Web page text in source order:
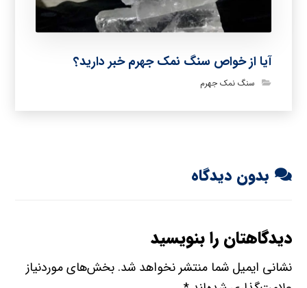
آیا از خواص سنگ نمک جهرم خبر دارید؟
سنگ نمک جهرم
بدون دیدگاه
دیدگاهتان را بنویسید
نشانی ایمیل شما منتشر نخواهد شد. بخش‌های موردنیاز